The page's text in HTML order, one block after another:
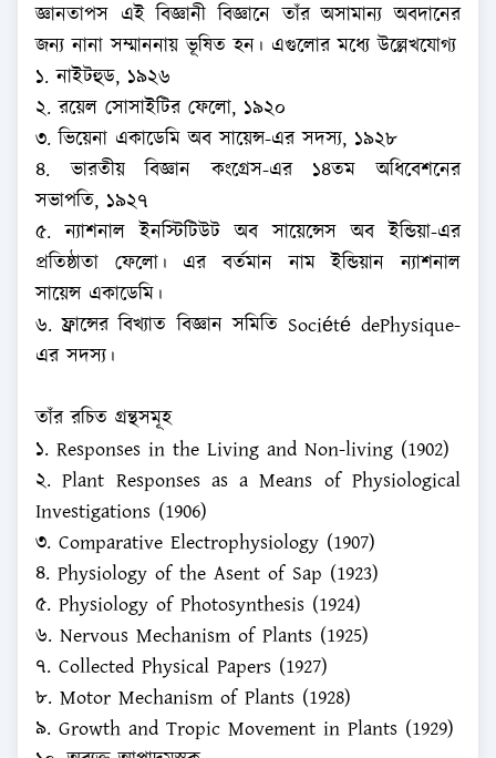
জ্ঞানতাপস এই বিজ্ঞানী বিজ্ঞানে তাঁর অসামান্য অবদানের
জন্য নানা সম্মাননায় ভূষিত হন। এগুলোর মধ্যে উল্লেখযোগ্য
১. নাইটহুড, ১৯২৬
২. রয়েল সোসাইটির ফেলো, ১৯২০
৩. ভিয়েনা একাডেমি অব সায়েন্স-এর সদস্য, ১৯২৮
৪. ভারতীয় বিজ্ঞান কংগ্রেস-এর ১৪তম অধিবেশনের
সভাপতি, ১৯২৭
৫. ন্যাশনাল ইনস্টিটিউট অব সায়েন্সেস অব ইন্ডিয়া-এর
প্রতিষ্ঠাতা ফেলো। এর বর্তমান নাম ইন্ডিয়ান ন্যাশনাল
সায়েন্স একাডেমি।
৬. ফ্রান্সের বিখ্যাত বিজ্ঞান সমিতি Société dePhysique-
এর সদস্য।
তাঁর রচিত গ্রন্থসমূহ
১. Responses in the Living and Non-living (1902)
২. Plant Responses as a Means of Physiological
Investigations (1906)
৩. Comparative Electrophysiology (1907)
৪. Physiology of the Asent of Sap (1923)
৫. Physiology of Photosynthesis (1924)
৬. Nervous Mechanism of Plants (1925)
৭. Collected Physical Papers (1927)
৮. Motor Mechanism of Plants (1928)
৯. Growth and Tropic Movement in Plants (1929)